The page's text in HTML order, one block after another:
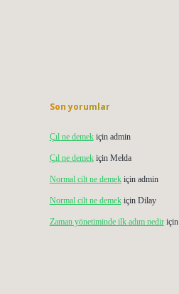
Son yorumlar
Çıl ne demekiçin admin
Çıl ne demekiçin Melda
Normal cilt ne demekiçin admin
Normal cilt ne demekiçin Dilay
Zaman yönetiminde ilk adım nediriçin